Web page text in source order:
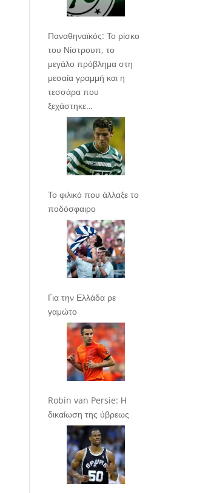
Παναθηναϊκός: Το ρίσκο
του Νίστρουπ, το
μεγάλο πρόβλημα στη
μεσαία γραμμή και η
τεσσάρα που
ξεχάστηκε…
Το φιλικό που άλλαξε το
ποδόσφαιρο
Για την Ελλάδα ρε
γαμώτο
Robin van Persie: Η
δικαίωση της ύβρεως